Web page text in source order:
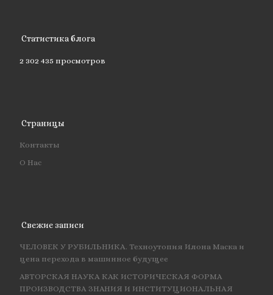
Статистика блога
2 302 435 просмотров
Страницы
Контакты
О Нас
Свежие записи
ЧЕЛОВЕК У РУБИЛЬНИКА. Техноутопия Илона Маска и
цена перехода в машинное будущее
АВТОРСКАЯ НАУКА КАК ИСТОРИЧЕСКАЯ ФОРМА
ПРОИЗВОДСТВА ЗНАНИЯ И ИНСТИТУЦИОНАЛЬНАЯ